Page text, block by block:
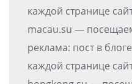
каждой странице
macau.su —
реклама: пост в
каждой странице